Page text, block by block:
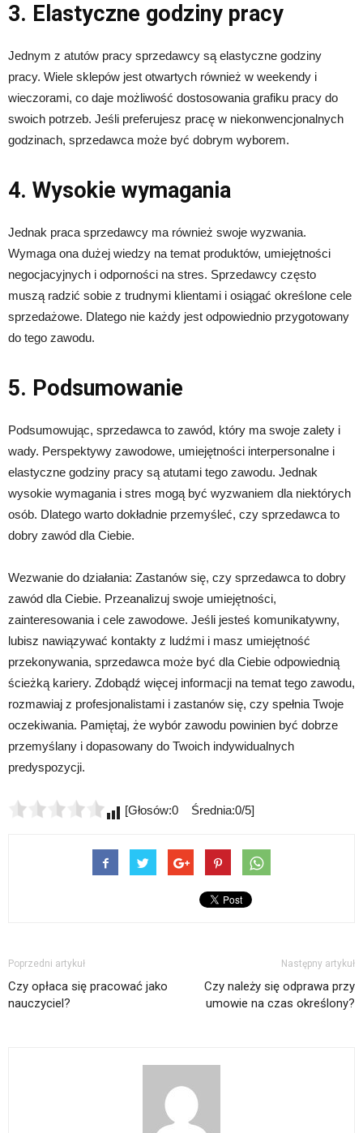
3. Elastyczne godziny pracy
Jednym z atutów pracy sprzedawcy są elastyczne godziny
pracy. Wiele sklepów jest otwartych również w weekendy i
wieczorami, co daje możliwość dostosowania grafiku pracy do
swoich potrzeb. Jeśli preferujesz pracę w niekonwencjonalnych
godzinach, sprzedawca może być dobrym wyborem.
4. Wysokie wymagania
Jednak praca sprzedawcy ma również swoje wyzwania.
Wymaga ona dużej wiedzy na temat produktów, umiejętności
negocjacyjnych i odporności na stres. Sprzedawcy często
muszą radzić sobie z trudnymi klientami i osiągać określone cele
sprzedażowe. Dlatego nie każdy jest odpowiednio przygotowany
do tego zawodu.
5. Podsumowanie
Podsumowując, sprzedawca to zawód, który ma swoje zalety i
wady. Perspektywy zawodowe, umiejętności interpersonalne i
elastyczne godziny pracy są atutami tego zawodu. Jednak
wysokie wymagania i stres mogą być wyzwaniem dla niektórych
osób. Dlatego warto dokładnie przemyśleć, czy sprzedawca to
dobry zawód dla Ciebie.
Wezwanie do działania: Zastanów się, czy sprzedawca to dobry
zawód dla Ciebie. Przeanalizuj swoje umiejętności,
zainteresowania i cele zawodowe. Jeśli jesteś komunikatywny,
lubisz nawiązywać kontakty z ludźmi i masz umiejętność
przekonywania, sprzedawca może być dla Ciebie odpowiednią
ścieżką kariery. Zdobądź więcej informacji na temat tego zawodu,
rozmawiaj z profesjonalistami i zastanów się, czy spełnia Twoje
oczekiwania. Pamiętaj, że wybór zawodu powinien być dobrze
przemyślany i dopasowany do Twoich indywidualnych
predyspozycji.
[Głosów:0 Średnia:0/5]
Poprzedni artykuł
Czy opłaca się pracować jako
nauczyciel?
Następny artykuł
Czy należy się odprawa przy
umowie na czas określony?